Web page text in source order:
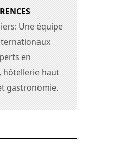
Une équipe
en
hôtellerie haut
gastronomie.